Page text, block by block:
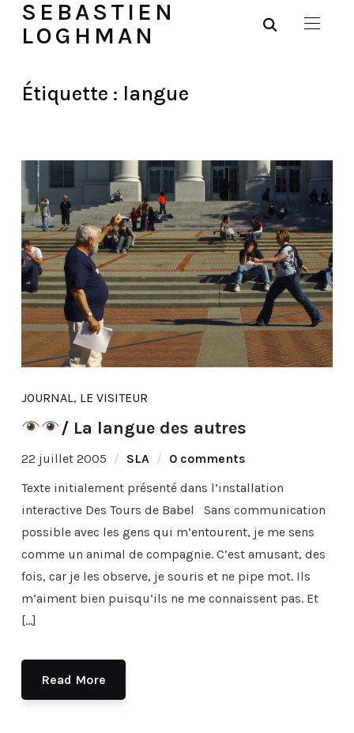
SEBASTIEN
LOGHMAN
Étiquette : langue
JOURNAL, LE VISITEUR
/ La langue des autres
22 juillet 2005 SLA
0 comments
Texte initialement présenté dans l’installation
interactive Des Tours de Babel Sans communication
possible avec les gens qui m’entourent, je me sens
comme un animal de compagnie. C’est amusant, des
fois, car je les observe, je souris et ne pipe mot. Ils
m’aiment bien puisqu’ils ne me connaissent pas. Et
[…]
Read More